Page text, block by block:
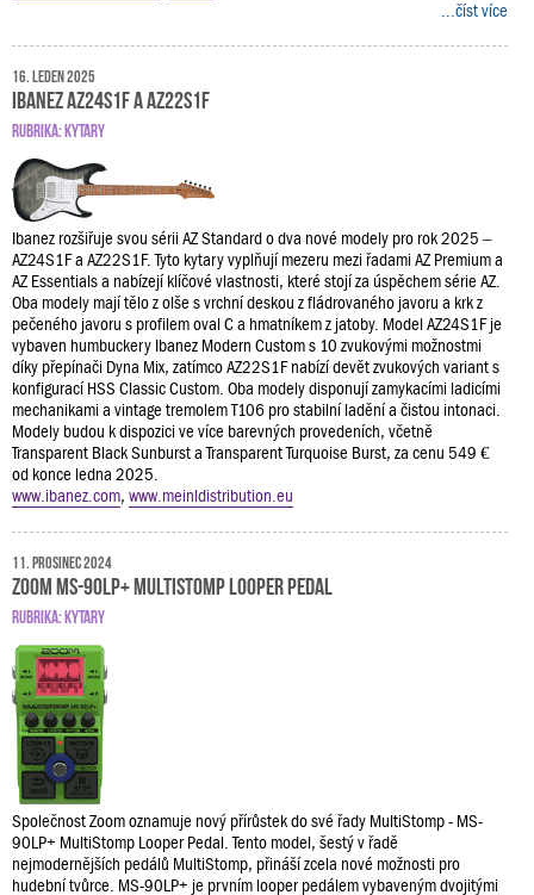
...číst více
16. leden 2025
Ibanez AZ24S1F a AZ22S1F
RUBRIKA:KYTARY
Ibanez rozšiřuje svou sérii AZ Standard o dva nové modely pro rok 2025 –
AZ24S1F a AZ22S1F. Tyto kytary vyplňují mezeru mezi řadami AZ Premium a
AZ Essentials a nabízejí klíčové vlastnosti, které stojí za úspěchem série AZ.
Oba modely mají tělo z olše s vrchní deskou z fládrovaného javoru a krk z
pečeného javoru s profilem oval C a hmatníkem z jatoby. Model AZ24S1F je
vybaven humbuckery Ibanez Modern Custom s 10 zvukovými možnostmi
díky přepínači Dyna Mix, zatímco AZ22S1F nabízí devět zvukových variant s
konfigurací HSS Classic Custom. Oba modely disponují zamykacími ladicími
mechanikami a vintage tremolem T106 pro stabilní ladění a čistou intonaci.
Modely budou k dispozici ve více barevných provedeních, včetně
Transparent Black Sunburst a Transparent Turquoise Burst, za cenu 549 €
od konce ledna 2025.
www.ibanez.com, www.meinldistribution.eu
11. prosinec 2024
Zoom MS-90LP+ MultiStomp Looper Pedal
RUBRIKA:KYTARY
Společnost Zoom oznamuje nový přírůstek do své řady MultiStomp - MS-
90LP+ MultiStomp Looper Pedal. Tento model, šestý v řadě
nejmodernějších pedálů MultiStomp, přináší zcela nové možnosti pro
hudební tvůrce. MS-90LP+ je prvním looper pedálem vybaveným dvojitými